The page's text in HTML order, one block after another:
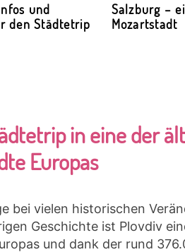
und
den Städtetrip
Salzburg –
Mozartstadt
in eine der
Europas
bei vielen historischen
Geschichte ist Plovdiv
und dank der rund